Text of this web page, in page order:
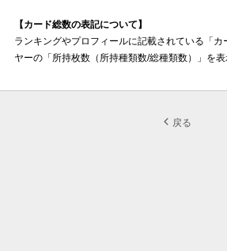
【カード総数の表記について】
ランキングやプロフィールに記載されている「カ
ヤーの「所持枚数（所持種類数/総種類数）」を表
戻る